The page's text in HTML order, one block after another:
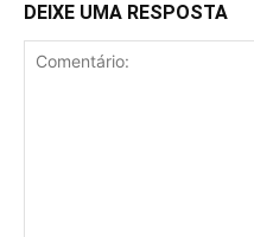
DEIXE UMA RESPOSTA